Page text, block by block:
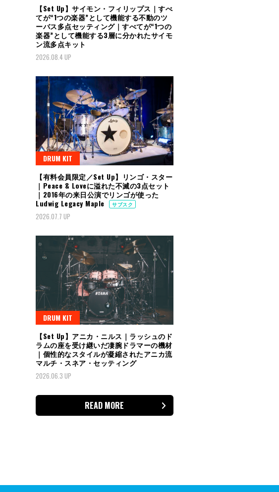
【Set Up】サイモン・フィリップス｜すべ
てが“1つの楽器”として機能する不動のツ
ーバス多点セッティング｜すべてが“1つの
楽器”として機能する3層に分かれたサイモ
ン流多点キット
2026.08.4 UP
DRUM KIT
【有料会員限定／Set Up】リンゴ・スター
｜Peace & Loveに溢れた不滅の3点セット
｜2016年の来日公演でリンゴが使った
Ludwig Legacy Maple
サブスク
2026.07.7 UP
DRUM KIT
【Set Up】アニカ・ニルス｜ラッシュのド
ラムの座を受け継いだ凄腕ドラマーの機材
｜個性的なスタイルが凝縮されたアニカ流
マルチ・スネア・セッティング
2026.06.3 UP
READ MORE